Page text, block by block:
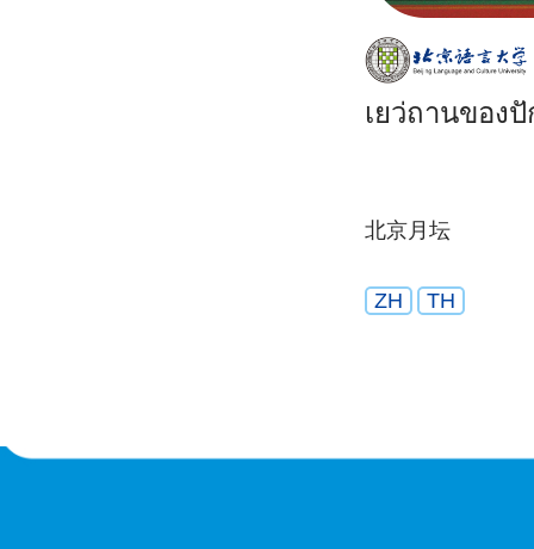
เยว่ถานของ
北京月坛
ZH TH